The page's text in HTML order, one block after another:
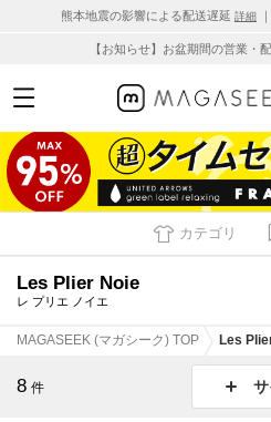
熊本地震の影響による配送遅延 詳細
【お知らせ】お盆期間の営業・
カテゴリ
Les Plier Noie
レ プリエ ノイエ
MAGASEEK (マガシーク) TOP Les
8 件